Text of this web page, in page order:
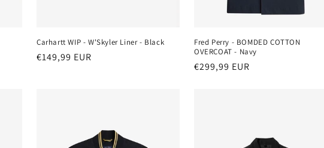
Carhartt WIP - W'Skyler Liner - Black
Normaler
€149,99 EUR
Fred Perry - BOMDED COTTON
OVERCOAT - Navy
Normaler
€299,99 EUR